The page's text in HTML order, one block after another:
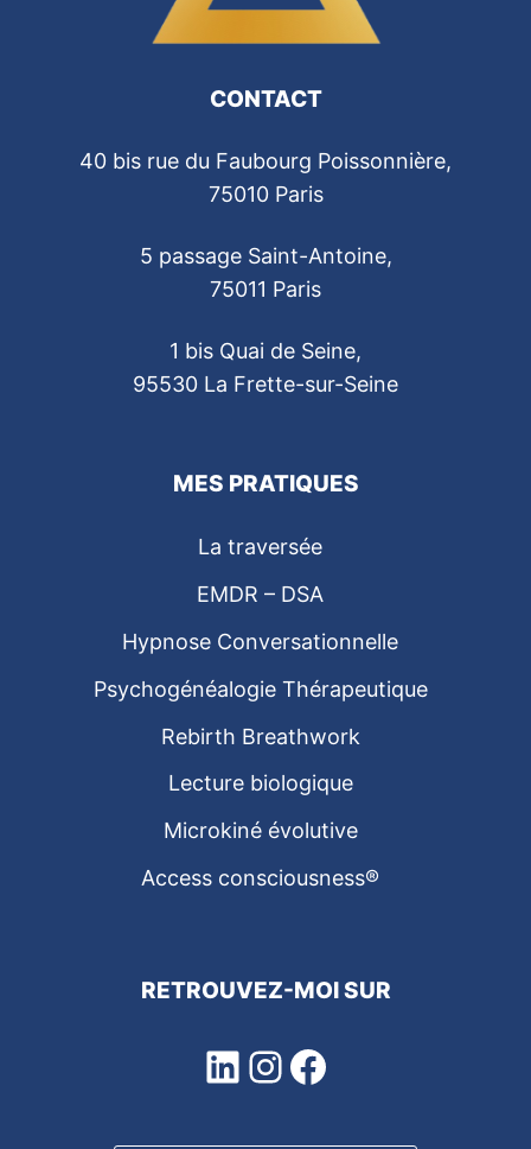
CONTACT
40 bis rue du Faubourg Poissonnière,
75010 Paris
5 passage Saint-Antoine,
75011 Paris
1 bis Quai de Seine,
95530 La Frette-sur-Seine
MES PRATIQUES
La traversée
EMDR – DSA
Hypnose Conversationnelle
Psychogénéalogie Thérapeutique
Rebirth Breathwork
Lecture biologique
Microkiné évolutive
Access consciousness®
RETROUVEZ-MOI SUR
LinkedIn Instagram Facebook